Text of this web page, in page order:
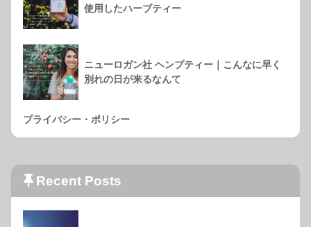
使用したハーブティー
ニューロガン社 ヘンプティー｜こんなに早く
別れの日が来るなんて
プライバシー・ポリシー
Recent Posts